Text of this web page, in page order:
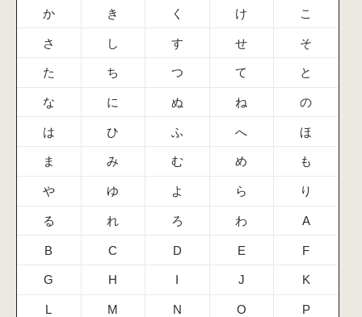
か き く け こ
さ し す せ そ
た ち つ て と
な に ぬ ね の
は ひ ふ へ ほ
ま み む め も
や ゆ よ ら り
る れ ろ わ A
B C D E F
G H I J K
L M N O P